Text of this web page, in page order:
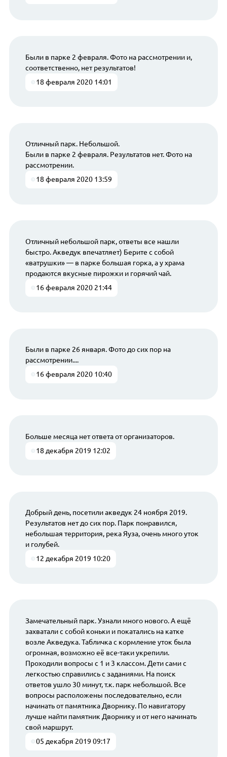
Были в парке 2 февраля. Фото на рассмотрении и,
соответственно, нет результатов!
18 февраля 2020 14:01
Отличный парк. Небольшой.
Были в парке 2 февраля. Результатов нет. Фото на
рассмотрении.
18 февраля 2020 13:59
Отличный небольшой парк, ответы все нашли
быстро. Акведук впечатляет) Берите с собой
«ватрушки» — в парке большая горка, а у храма
продаются вкусные пирожки и горячий чай.
16 февраля 2020 21:44
Были в парке 26 января. Фото до сих пор на
рассмотрении....
16 февраля 2020 10:40
Больше месяца нет ответа от организаторов.
18 декабря 2019 12:02
Добрый день, посетили акведук 24 ноября 2019.
Результатов нет до сих пор. Парк понравился,
небольшая территория, река Яуза, очень много уток
и голубей.
12 декабря 2019 10:20
Замечательный парк. Узнали много нового. А ещё
захватали с собой коньки и покатались на катке
возле Акведука. Табличка с кормление уток была
огромная, возможно её все-таки укрепили.
Проходили вопросы с 1 и 3 классом. Дети сами с
легкостью справились с заданиями. На поиск
ответов ушло 30 минут, т.к. парк небольшой. Все
вопросы расположены последовательно, если
начинать от памятника Дворнику. По навигатору
лучше найти памятник Дворнику и от него начинать
свой маршрут.
05 декабря 2019 09:17